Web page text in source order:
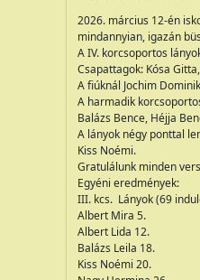
2026. március 12-én
mindannyian, igazán
A IV. korcsoportos
Csapattagok: Kósa
A fiúknál Jochim
A harmadik
Balázs Bence, Héjja
A lányok négy ponttal
Kiss Noémi.
Gratulálunk minden
Egyéni eredmények:
III. kcs. Lányok (69
Albert Mira 5.
Albert Lida 12.
Balázs Leila 18.
Kiss Noémi 20.